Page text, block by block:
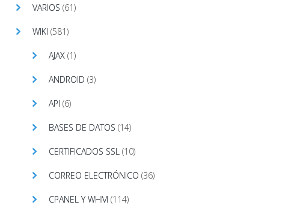
VARIOS (61)
WIKI (581)
AJAX (1)
ANDROID (3)
API (6)
BASES DE DATOS (14)
CERTIFICADOS SSL (10)
CORREO ELECTRÓNICO (36)
CPANEL Y WHM (114)